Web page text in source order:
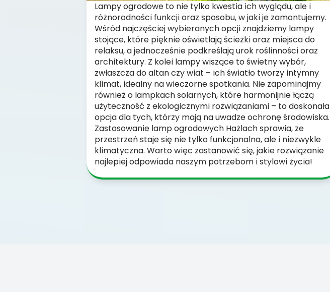
Lampy ogrodowe to nie tylko kwestia ich wyglądu, ale i
różnorodności funkcji oraz sposobu, w jaki je zamontujemy.
Wśród najczęściej wybieranych opcji znajdziemy lampy
stojące, które pięknie oświetlają ścieżki oraz miejsca do
relaksu, a jednocześnie podkreślają urok roślinności oraz
architektury. Z kolei lampy wiszące to świetny wybór,
zwłaszcza do altan czy wiat – ich światło tworzy intymny
klimat, idealny na wieczorne spotkania. Nie zapominajmy
również o lampkach solarnych, które harmonijnie łączą
użyteczność z ekologicznymi rozwiązaniami – to doskonała
opcja dla tych, którzy mają na uwadze ochronę środowiska.
Zastosowanie lamp ogrodowych Hażlach sprawia, że
przestrzeń staje się nie tylko funkcjonalna, ale i niezwykle
klimatyczna. Warto więc zastanowić się, jakie rozwiązanie
najlepiej odpowiada naszym potrzebom i stylowi życia!